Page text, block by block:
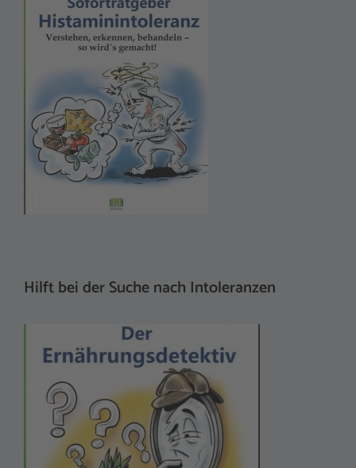
Hilft bei der Suche nach Intoleranzen